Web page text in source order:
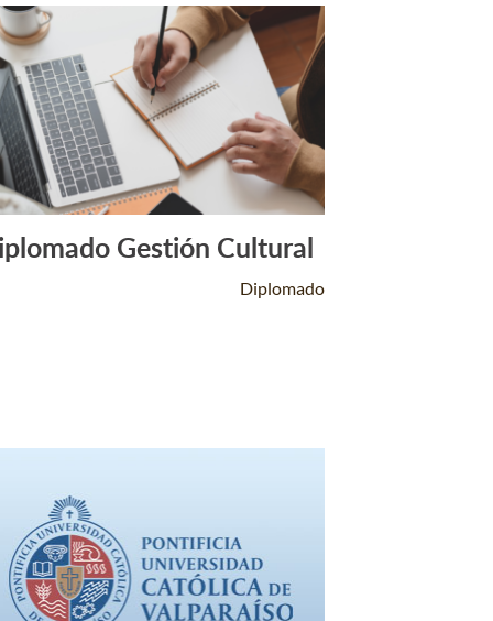
Leer Más +
Gestión Cultural
Diplomado